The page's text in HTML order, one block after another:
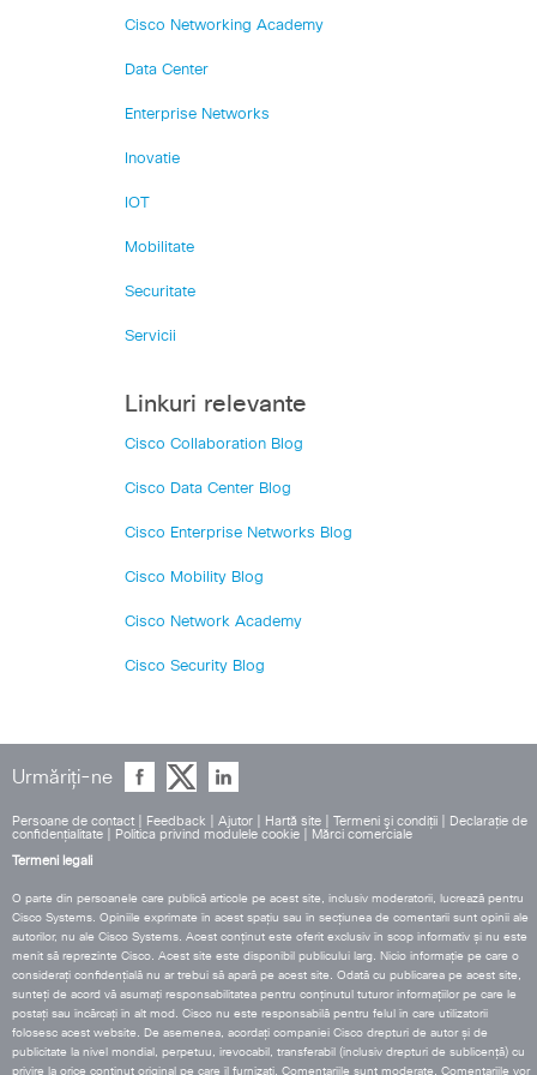
Cisco Networking Academy
Data Center
Enterprise Networks
Inovatie
IOT
Mobilitate
Securitate
Servicii
Linkuri relevante
Cisco Collaboration Blog
Cisco Data Center Blog
Cisco Enterprise Networks Blog
Cisco Mobility Blog
Cisco Network Academy
Cisco Security Blog
Urmăriți-ne
Persoane de contact Feedback Ajutor Hartă site Termeni şi condiţii
Declaraţie de
confidenţialitate
Politica privind modulele cookie
Mărci comerciale
Termeni legali
O parte din persoanele care publică articole pe acest site, inclusiv moderatorii, lucrează pentru
Cisco Systems. Opiniile exprimate în acest spațiu sau în secțiunea de comentarii sunt opinii ale
autorilor, nu ale Cisco Systems. Acest conținut este oferit exclusiv în scop informativ și nu este
menit să reprezinte Cisco. Acest site este disponibil publicului larg. Nicio informație pe care o
considerați confidențială nu ar trebui să apară pe acest site. Odată cu publicarea pe acest site,
sunteți de acord vă asumați responsabilitatea pentru conținutul tuturor informațiilor pe care le
postați sau încărcați în alt mod. Cisco nu este responsabilă pentru felul în care utilizatorii
folosesc acest website. De asemenea, acordați companiei Cisco drepturi de autor și de
publicitate la nivel mondial, perpetuu, irevocabil, transferabil (inclusiv drepturi de sublicență) cu
privire la orice conținut original pe care îl furnizați. Comentariile sunt moderate. Comentariile vor